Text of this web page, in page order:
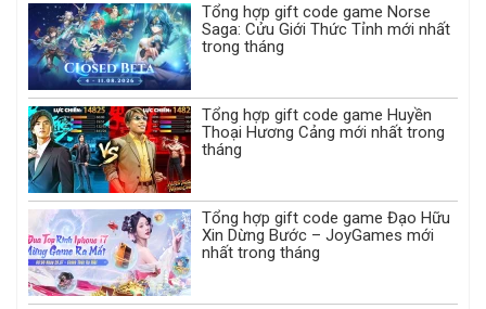
Tổng hợp gift code game Norse
Saga: Cửu Giới Thức Tỉnh mới nhất
trong tháng
Tổng hợp gift code game Huyền
Thoại Hương Cảng mới nhất trong
tháng
Tổng hợp gift code game Đạo Hữu
Xin Dừng Bước – JoyGames mới
nhất trong tháng